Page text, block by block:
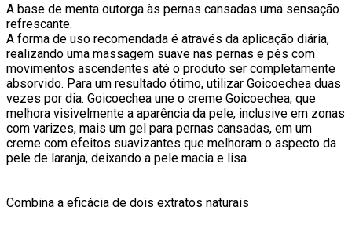
A base de menta outorga às pernas cansadas uma sensação
refrescante.
A forma de uso recomendada é através da aplicação diária,
realizando uma massagem suave nas pernas e pés com
movimentos ascendentes até o produto ser completamente
absorvido. Para um resultado ótimo, utilizar Goicoechea duas
vezes por dia. Goicoechea une o creme Goicoechea, que
melhora visivelmente a aparência da pele, inclusive em zonas
com varizes, mais um gel para pernas cansadas, em um
creme com efeitos suavizantes que melhoram o aspecto da
pele de laranja, deixando a pele macia e lisa.
Combina a eficácia de dois extratos naturais